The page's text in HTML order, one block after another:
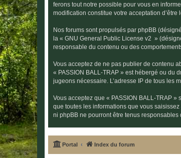
ferons tout notre possible pour vous en
modification constitue votre acceptation
Nos forums sont propulsés par phpBB
la « GNU General Public License v2 »
responsable du contenu ou des
Vous acceptez de ne pas publier de contenu
« PASSION BALL-TRAP » est hébergé ou du
jugeons nécessaire. L’adresse IP de tous les
Vous acceptez que « PASSION BALL-TRAP
que toutes les informations que vous
ni phpBB ne pourront être tenus
Portal Index du forum